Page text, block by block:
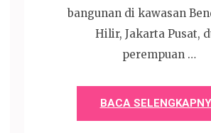
bangunan di kawasan
Hilir, Jakarta Pusat,
perempuan …
BACA